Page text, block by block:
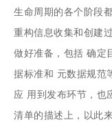
生命周期的各个阶段
重构信息收集和创建
做好准备，包括 确定
据标准和 元数据规范
应 用到发布环节，也
清单的描述上，以此